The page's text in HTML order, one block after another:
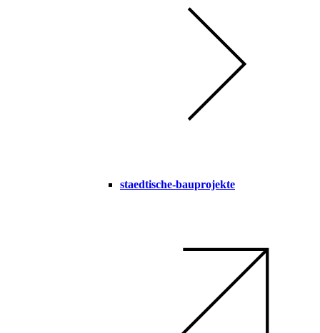
staedtische-bauprojekte